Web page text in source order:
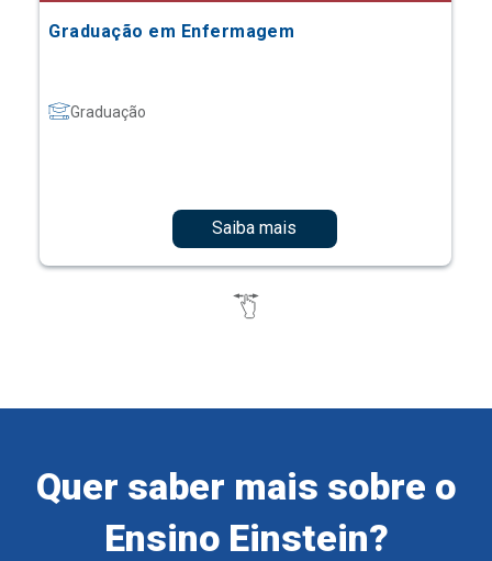
Graduação em Enfermagem
Graduação
Saiba mais
Quer saber mais sobre o
Ensino Einstein?